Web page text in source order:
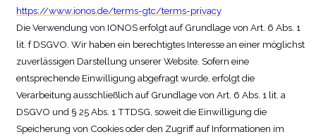
https://www.ionos.de/terms-gtc/terms-privacy.
Die Verwendung von IONOS erfolgt auf Grundlage von Art. 6 Abs. 1
lit. f DSGVO. Wir haben ein berechtigtes Interesse an einer möglichst
zuverlässigen Darstellung unserer Website. Sofern eine
entsprechende Einwilligung abgefragt wurde, erfolgt die
Verarbeitung ausschließlich auf Grundlage von Art. 6 Abs. 1 lit. a
DSGVO und § 25 Abs. 1 TTDSG, soweit die Einwilligung die
Speicherung von Cookies oder den Zugriff auf Informationen im